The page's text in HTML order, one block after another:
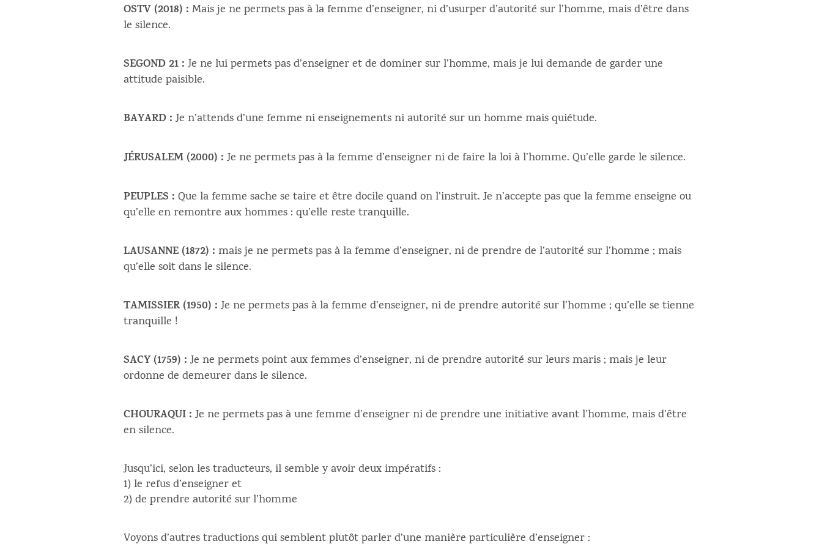
OSTV (2018) :Mais je ne permets pas à la fem­me d’enseigner, ni d’usurper d’autorité sur l’homme, mais d’être dans
le silence.
SEGOND 21 : Je ne lui permets pas d’enseigner et de dominer sur l’homme, mais je lui demande de garder une
attitude paisible.
BAYARD :Je n’attends d’une femme ni enseignements ni autorité sur un homme mais quiétude.
JÉRUSALEM (2000) :Je ne permets pas à la femme d’enseigner ni de faire la loi à l’homme. Qu’elle garde le silence.
PEUPLES : Que la femme sache se taire et être docile quand on l’instruit. Je n’accepte pas que la femme enseigne ou
qu’elle en remontre aux hommes : qu’elle reste tranquille.
LAUSANNE (1872) : mais je ne permets pas à la femme d’enseigner, ni de prendre de l’autorité sur l’homme ; mais
qu’elle soit dans le silence.
TAMISSIER (1950) : Je ne permets pas à la femme d’enseigner, ni de prendre autorité sur l’homme ; qu’elle se tienne
tranquille !
SACY (1759) : Je ne permets point aux femmes d’enseigner, ni de prendre autorité sur leurs maris ; mais je leur
ordonne de demeurer dans le silence.
CHOURAQUI :Je ne permets pas à une femme d’enseigner ni de prendre une initiative avant l’homme, mais d’être
en silence.
Jusqu’ici, selon les traducteurs, il semble y avoir deux impératifs :
1) le refus d’enseigner et
2) de prendre autorité sur l’homme
Voyons d’autres traductions qui semblent plutôt parler d’une manière particulière d’enseigner :